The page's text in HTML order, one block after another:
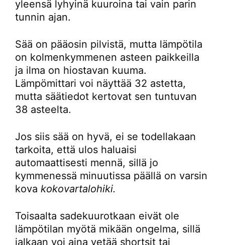
yleensä lyhyinä kuuroina tai vain parin
tunnin ajan.
Sää on pääosin pilvistä, mutta lämpötila
on kolmenkymmenen asteen paikkeilla
ja ilma on hiostavan kuuma.
Lämpömittari voi näyttää 32 astetta,
mutta säätiedot kertovat sen tuntuvan
38 asteelta.
Jos siis sää on hyvä, ei se todellakaan
tarkoita, että ulos haluaisi
automaattisesti mennä, sillä jo
kymmenessä minuutissa päällä on varsin
kova kokovartalohiki.
Toisaalta sadekuurotkaan eivät ole
lämpötilan myötä mikään ongelma, sillä
jalkaan voi aina vetää shortsit tai